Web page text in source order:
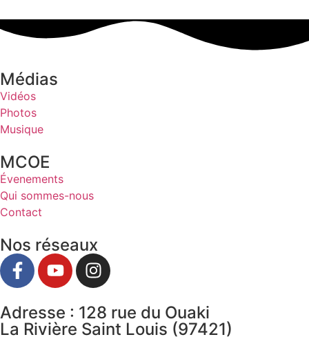
Médias
Vidéos
Photos
Musique
MCOE
Évenements
Qui sommes-nous
Contact
Nos réseaux
Adresse : 128 rue du Ouaki
La Rivière Saint Louis (97421)